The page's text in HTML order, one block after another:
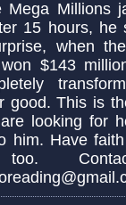
Mega Millions
15 hours, he
when
$143
good. This is
looking for
him. Have
too.